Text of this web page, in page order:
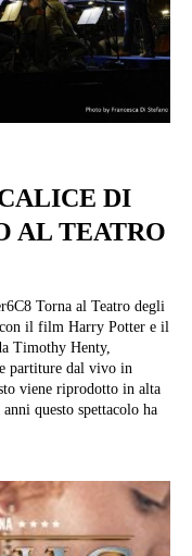
DI
AL TEATRO
degli
il film Harry Potter e il
Timothy Henty,
partiture dal vivo in
viene riprodotto in alta